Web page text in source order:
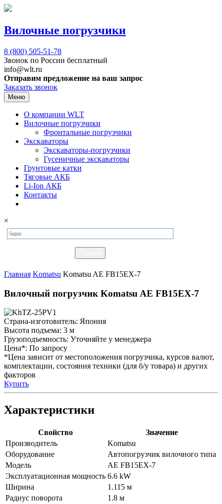
Вилочные погрузчики
8 (800) 505-51-78
Звонок по России бесплатный
info@wlt.ru
Отправим предложение на ваш запрос
Заказать звонок
Меню
О компании WLT
Вилочные погрузчики
Фронтальные погрузчики
Экскаваторы
Экскаваторы-погрузчики
Гусеничные экскаваторы
Грунтовые катки
Тяговые АКБ
Li-Ion АКБ
Контакты
×
Главная Komatsu Komatsu AE FB15EX-7
Вилочный погрузчик Komatsu AE FB15EX-7
Страна-изготовитель: Япония
Высота подъема: 3 м
Грузоподъемность: Уточняйте у менеджера
Цена*: По запросу
*Цена зависит от местоположения погрузчика, курсов валют,
комплектации, состояния техники (для б/у товара) и других
факторов
Купить
Характеристики
Свойство
Значение
Производитель
Komatsu
Оборудование
Автопогрузчик вилочного типа
Модель
AE FB15EX-7
Эксплуатационная мощность 6.6 kW
Ширина
1.115 м
Радиус поворота
1.8 м